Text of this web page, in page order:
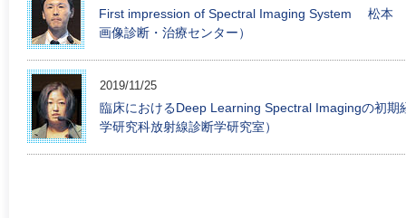
First impression of Spectral Imaging System 松本
画像診断・治療センター）
2019/11/25
臨床におけるDeep Learning Spectral Imagingの初
学研究科放射線診断学研究室）